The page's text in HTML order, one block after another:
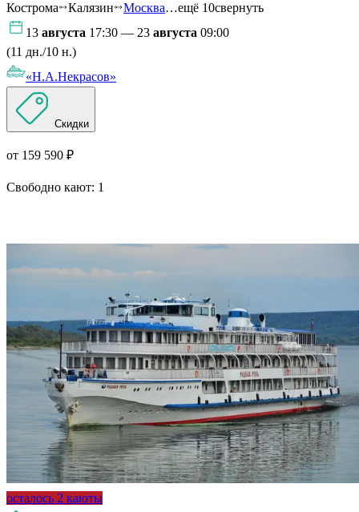
Кострома
Калязин Москва…ещё 10свернуть
13 августа 17:30 — 23 августа 09:00
(11 дн./10 н.)
«Н.А.Некрасов»
Скидки
от 159 590 ₽
Свободно кают: 1
осталось 2 каюты